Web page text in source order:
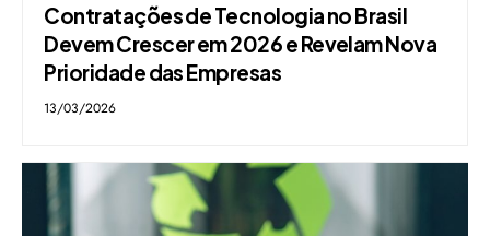
Contratações de Tecnologia no Brasil
Devem Crescer em 2026 e Revelam Nova
Prioridade das Empresas
13/03/2026